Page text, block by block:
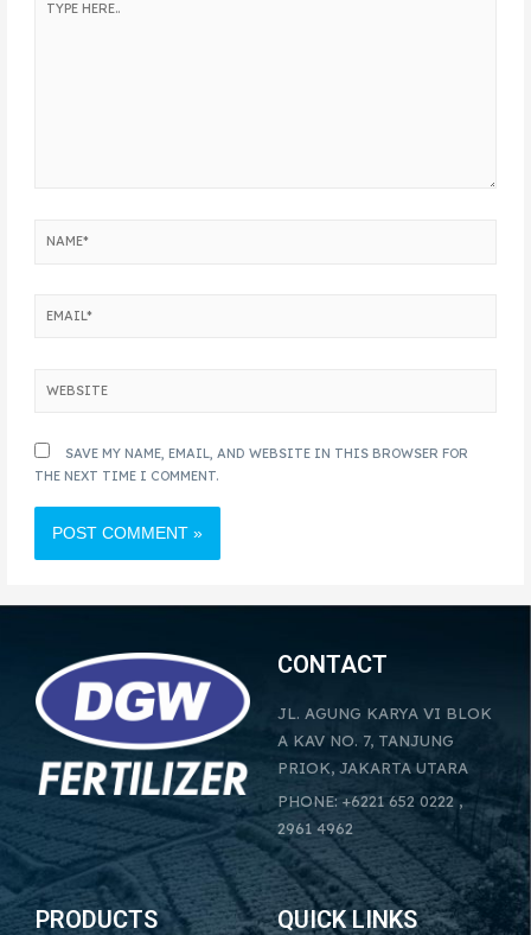
SAVE MY NAME, EMAIL, AND WEBSITE IN THIS BROWSER FOR
THE NEXT TIME I COMMENT.
CONTACT
JL. AGUNG KARYA VI BLOK
A KAV NO. 7, TANJUNG
PRIOK, JAKARTA UTARA
PHONE: +6221 652 0222 ,
2961 4962
PRODUCTS QUICK LINKS